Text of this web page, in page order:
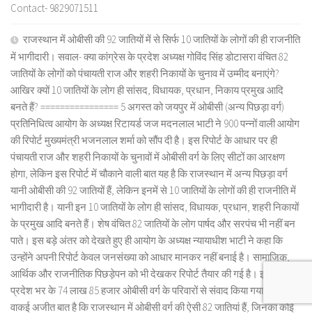
Contact- 9829071511
राजस्थान में ओबीसी की 92 जातियों में से सिर्फ 10 जातियों के लोगों की ही राजनीति
में भागीदारी। सवाल- क्या कांग्रेस के प्रदेश अध्यक्ष गोविंद सिंह डोटासरा वंचित 82
जातियों के लोगों को पंचायती राज और शहरी निकायों के चुनाव में उम्मीद बनाएंगे?
आखिर क्यों 10 जातियों के लोग ही सांसद, विधायक, प्रधान, निकाय प्रमुख आदि
बनते हैं? ================ 5 अगस्त को जयपुर में ओबीसी (अन्य पिछड़ा वर्ग)
प्रतिनिधित्व आयोग के अध्यक्ष रिटायर्ड जज मदनलाल भाटी ने 900 पन्नों वाली आयोग
की रिपोर्ट मुख्यमंत्री भजनलाल शर्मा को सौंप दी है। इस रिपोर्ट के आधार पर ही
पंचायती राज और शहरी निकायों के चुनावों में ओबीसी वर्ग के लिए सीटों का आरक्षण
होगा, लेकिन इस रिपोर्ट में चौकाने वाली बात यह है कि राजस्थान में अन्य पिछड़ा वर्ग
यानी ओबीसी की 92 जातियों हैं, लेकिन इनमें से 10 जातियों के लोगों की ही राजनीति में
भागीदारी है। यानी इन 10 जातियों के लोग ही सांसद, विधायक, प्रधान, शहरी निकायों
के प्रमुख आदि बनते हैं। शेष वंचित 82 जातियों के लोग पार्षद और सरपंच भी नहीं बन
पाते। इस बड़े अंतर को देखते हुए ही आयोग के अध्यक्ष न्यायाधीश भाटी ने कहा कि
उन्होंने अपनी रिपोर्ट केवल जनसंख्या को आधार मानकर नहीं बनाई है। सामाजिक,
आर्थिक और राजनीतिक पिछड़ेपन को भी देखकर रिपोर्ट तैयार की गई है। इसके लिए
प्रदेश भर के 74 लाख 85 हजार ओबीसी वर्ग के परिवारों से संवाद किया गया है। यह
वाकई अजीत बात है कि राजस्थान में ओबीसी वर्ग की ऐसी 82 जातियां हैं, जिनका कोई